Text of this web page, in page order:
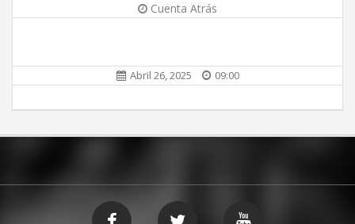
Cuenta Atrás
Abril 26, 2025 09:00